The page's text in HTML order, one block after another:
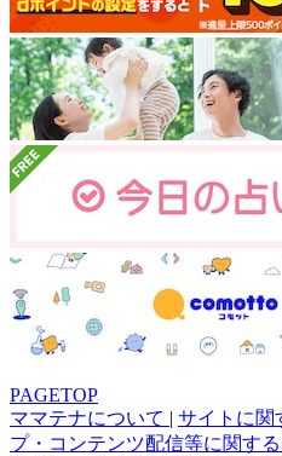
PAGETOP
ママテナについて | サイトに関
プ・コンテンツ配信等に関す